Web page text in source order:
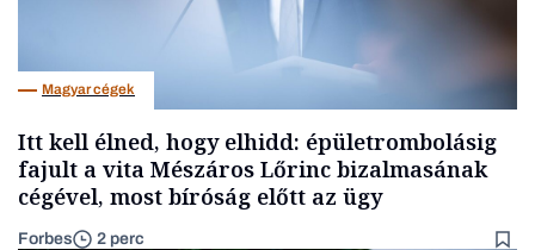
Magyar cégek
Itt kell élned, hogy elhidd: épületrombolásig
fajult a vita Mészáros Lőrinc bizalmasának
cégével, most bíróság előtt az ügy
Forbes 2 perc